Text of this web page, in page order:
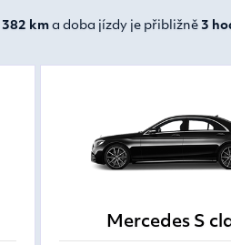
382 kma doba jízdy je přibližně 3
Mercedes S